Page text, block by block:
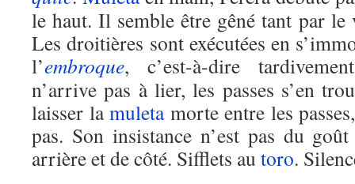
le haut. Il semble être gêné tant par le
Les droitières sont exécutées en
l’embroque, c’est-à-dire
n’arrive pas à lier, les passes s’en
laisser lamuletamorte entre les
pas. Son insistance n’est pas du
arrière et de côté. Sifflets au toro.